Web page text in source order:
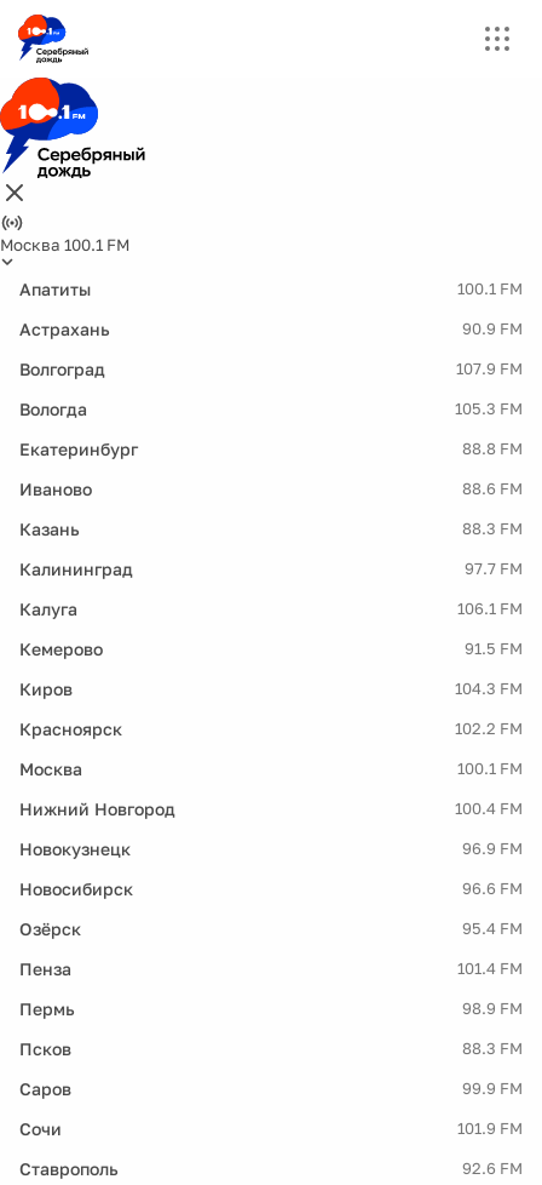
Москва 100.1 FM
Апатиты 100.1 FM
Астрахань 90.9 FM
Волгоград 107.9 FM
Вологда 105.3 FM
Екатеринбург 88.8 FM
Иваново 88.6 FM
Казань 88.3 FM
Калининград 97.7 FM
Калуга 106.1 FM
Кемерово 91.5 FM
Киров 104.3 FM
Красноярск 102.2 FM
Москва 100.1 FM
Нижний Новгород 100.4 FM
Новокузнецк 96.9 FM
Новосибирск 96.6 FM
Озёрск 95.4 FM
Пенза 101.4 FM
Пермь 98.9 FM
Псков 88.3 FM
Саров 99.9 FM
Сочи 101.9 FM
Ставрополь 92.6 FM